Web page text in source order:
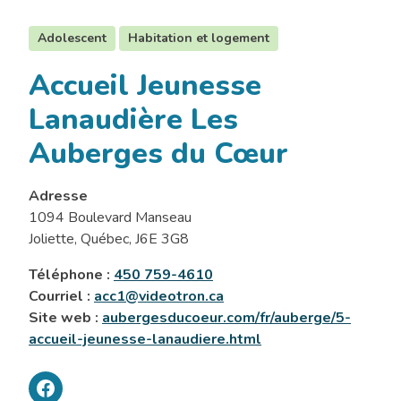
Adolescent Habitation et logement
Accueil Jeunesse
Lanaudière Les
Auberges du Cœur
Adresse
1094 Boulevard Manseau
Joliette, Québec, J6E 3G8
Téléphone : 450 759-4610
Courriel : acc1@videotron.ca
Site web : aubergesducoeur.com/fr/auberge/5-
accueil-jeunesse-lanaudiere.html